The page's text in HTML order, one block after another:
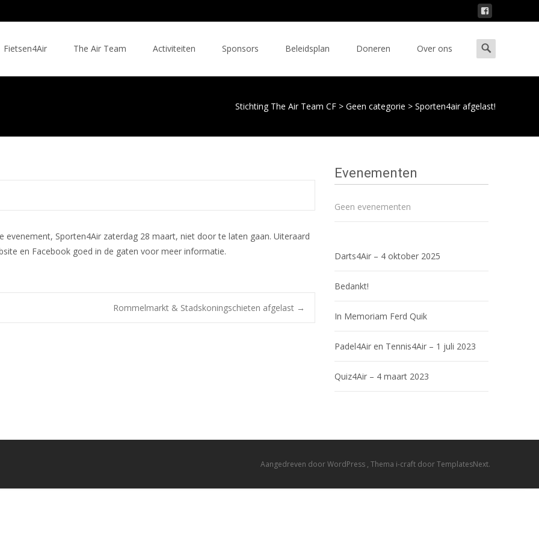
Fietsen4Air The Air Team Activiteiten Sponsors Beleidsplan Doneren Over ons
Zoeken
naar:
Stichting The Air Team CF > Geen categorie > Sporten4air afgelast!
Sporten4Air zaterdag 28 maart, niet door te laten gaan. Uiteraard
en Facebook goed in de gaten voor meer informatie.
Rommelmarkt & Stadskoningschieten afgelast →
Evenementen
Geen evenementen
Darts4Air – 4 oktober 2025
Bedankt!
In Memoriam Ferd Quik
Padel4Air en Tennis4Air – 1 juli 2023
Quiz4Air – 4 maart 2023
Aangedreven door WordPress , Thema i-craft door TemplatesNext.